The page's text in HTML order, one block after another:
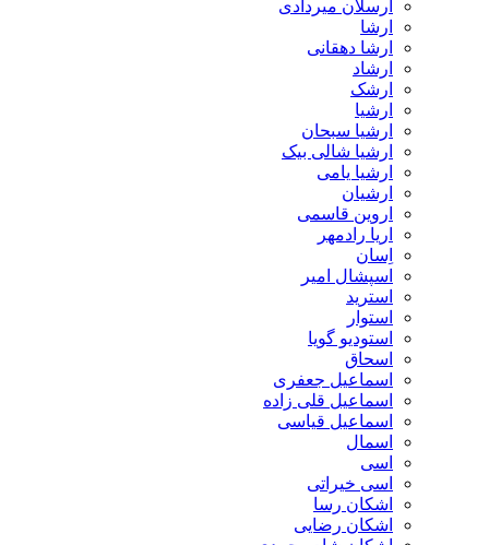
ارسلان میردادی
ارشا
ارشا دهقانی
ارشاد
ارشک
ارشیا
ارشیا سبحان
ارشیا شالی بیک
ارشیا یامی
ارشیان
اروین قاسمی
اریا رادمهر
اِسان
اسپشال امیر
استرید
استوار
استودیو گویا
اسحاق
اسماعیل جعفری
اسماعیل قلی زاده
اسماعیل قیاسی
اسمال
اسی
اسی خیراتی
اشکان رسا
اشکان رضایی